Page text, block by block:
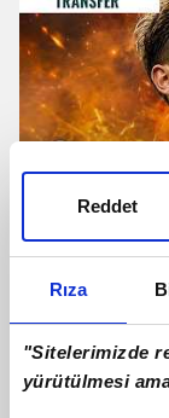
Rıza
"Sitelerimizde
yürütülmesi
Reddet